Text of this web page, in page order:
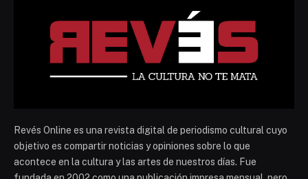
Revés Online es una revista digital de periodismo cultural cuyo
objetivo es compartir noticias y opiniones sobre lo que
acontece en la cultura y las artes de nuestros días. Fue